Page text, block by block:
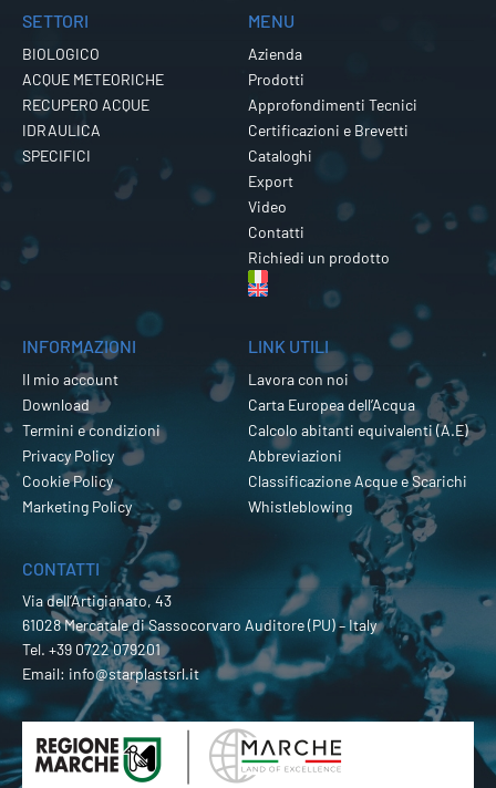
SETTORI
BIOLOGICO
ACQUE METEORICHE
RECUPERO ACQUE
IDRAULICA
SPECIFICI
MENU
Azienda
Prodotti
Approfondimenti Tecnici
Certificazioni e Brevetti
Cataloghi
Export
Video
Contatti
Richiedi un prodotto
INFORMAZIONI
Il mio account
Download
Termini e condizioni
Privacy Policy
Cookie Policy
Marketing Policy
LINK UTILI
Lavora con noi
Carta Europea dell’Acqua
Calcolo abitanti equivalenti (A.E)
Abbreviazioni
Classificazione Acque e Scarichi
Whistleblowing
CONTATTI
Via dell’Artigianato, 43
61028 Mercatale di Sassocorvaro Auditore (PU) – Italy
Tel. +39 0722 079201
Email: info@starplastsrl.it